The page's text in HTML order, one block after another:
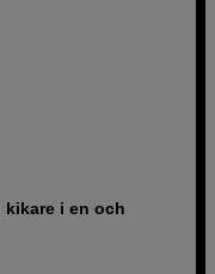
i en och